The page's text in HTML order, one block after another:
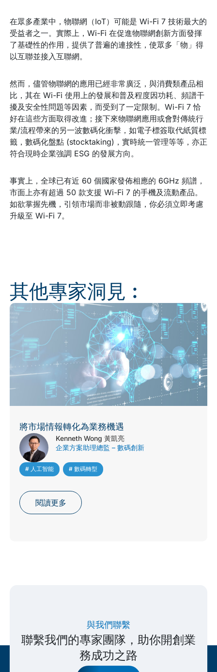
在眾多產業中，物聯網（IoT）可能是 Wi-Fi 7 技術最大的
受益者之一。實際上，Wi-Fi 在促進物聯網創新方面發揮
了基礎性的作用，提供了普遍的連接性，使眾多「物」得
以互聯並接入互聯網。
然而，儘管物聯網的應用已經非常廣泛，與消費類產品相
比，其在 Wi-Fi 使用上的發展和普及程度因功耗、頻譜干
擾及安全性問題等因素，而受到了一定限制。Wi-Fi 7 恰
好在這些方面取得改進；接下來物聯網應用或會對傳統行
業/流程帶來的另一波數碼化衝擊，如電子標簽取代紙質標
籤，數碼化盤點 (stocktaking)，實時統一管理等等，亦正
符合現時企業強調 ESG 的發展方向。
事實上，全球已有近 60 個國家發佈相應的 6GHz 頻譜，
市面上亦有超過 50 款支援 Wi-Fi 7 的手機及流動產品。
如欲掌握先機，引領市場而非被動跟隨，你必須立即考慮
升級至 Wi-Fi 7。
其他專家洞見︰
將市場情報轉化為業務機遇
Kenneth Wong 黃凱亮
企業方案助理總監 – 數碼創新
# 人工智能 # 數碼轉型
閱讀更多
與我們聯繫
聯繫我們的專家團隊，助你開創業
務成功之路